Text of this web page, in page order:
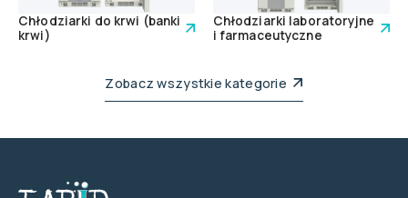
Chłodziarki do krwi (banki
krwi)
Chłodziarki laboratoryjne
i farmaceutyczne
Zobacz wszystkie kategorie